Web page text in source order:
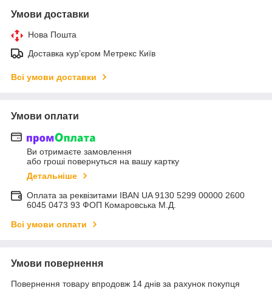
Умови доставки
Нова Пошта
Доставка курʼєром Метрекс Київ
Всі умови доставки
Умови оплати
Ви отримаєте замовлення
або гроші повернуться на вашу картку
Детальніше
Оплата за реквізитами IBAN UA 9130 5299 00000 2600
6045 0473 93 ФОП Комаровська М.Д.
Всі умови оплати
Умови повернення
Повернення товару впродовж 14 днів за рахунок покупця